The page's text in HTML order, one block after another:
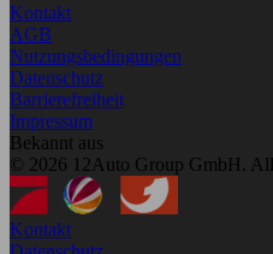
Kontakt
AGB
Nutzungsbedingungen
Datenschutz
Barrierefreiheit
Impressum
Bekannt aus
© 2026 12Auto Group GmbH.
Kontakt